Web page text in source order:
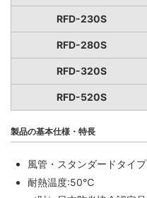
RFD-230S
RFD-280S
RFD-320S
RFD-520S
製品の基本仕様・特長
風管・スタンダードタイプ
耐熱温度:50℃